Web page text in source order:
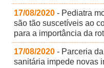
17/08/2020 - Pediatra
são tão suscetíveis ao
para a importância da
17/08/2020 - Parceria
sanitária impede novas